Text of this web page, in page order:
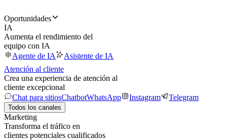
Oportunidades
IA
Aumenta el rendimiento del
equipo con IA
Agente de IA
Asistente de IA
Atención al cliente
Crea una experiencia de atención al
cliente excepcional
Chat para sitiosChatbotWhatsApp Instagram Telegram
Todos los canales
Marketing
Transforma el tráfico en
clientes potenciales cualificados